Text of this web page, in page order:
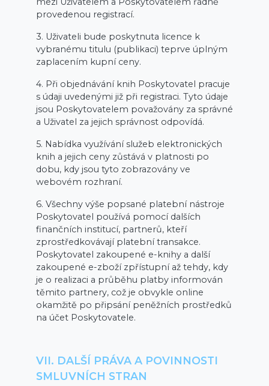
provedenou registrací.
3. Uživateli bude poskytnuta licence k
vybranému titulu (publikaci) teprve úplným
zaplacením kupní ceny.
4. Při objednávání knih Poskytovatel pracuje
s údaji uvedenými již při registraci. Tyto údaje
jsou Poskytovatelem považovány za správné
a Uživatel za jejich správnost odpovídá.
5. Nabídka využívání služeb elektronických
knih a jejich ceny zůstává v platnosti po
dobu, kdy jsou tyto zobrazovány ve
webovém rozhraní.
6. Všechny výše popsané platební nástroje
Poskytovatel používá pomocí dalších
finančních institucí, partnerů, kteří
zprostředkovávají platební transakce.
Poskytovatel zakoupené e-knihy a další
zakoupené e-zboží zpřístupní až tehdy, kdy
je o realizaci a průběhu platby informován
těmito partnery, což je obvykle online
okamžitě po připsání peněžních prostředků
na účet Poskytovatele.
VII. DALŠÍ PRÁVA A POVINNOSTI
SMLUVNÍCH STRAN